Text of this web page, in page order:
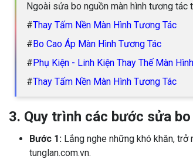
Ngoài sửa bo nguồn màn hình tương tác
#Thay Tấm Nền Màn Hình Tương Tác
#Bo Cao Áp Màn Hình Tương Tác
#Phụ Kiện - Linh Kiện Thay Thế Màn
#Thay Tấm Nền Màn Hình Tương Tác
3. Quy trình các bước sửa
Bước 1: Lắng nghe những khó khăn,
tunglan.com.vn.